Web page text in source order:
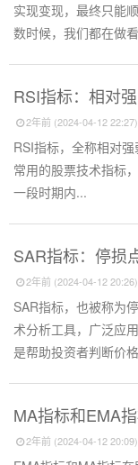
实现变现，最终只能
数时候，我们都在做
RSI指标：相对
2年前 (2024-04-12 22:27)
RSI指标，全称相对
常用的股票技术指标
一段时期内...
SAR指标：停损
2年前 (2024-04-12 20:26)
SAR指标，也被称为
术分析工具，广泛应
是帮助投资者判断价
MA指标和EMA
2年前 (2024-04-12 20:09)